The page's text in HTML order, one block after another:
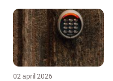
02 april 2026